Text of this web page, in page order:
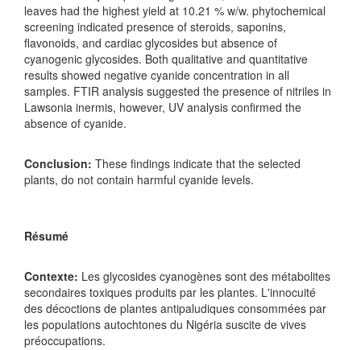
leaves had the highest yield at 10.21 % w/w. phytochemical
screening indicated presence of steroids, saponins,
flavonoids, and cardiac glycosides but absence of
cyanogenic glycosides. Both qualitative and quantitative
results showed negative cyanide concentration in all
samples. FTIR analysis suggested the presence of nitriles in
Lawsonia inermis, however, UV analysis confirmed the
absence of cyanide.
Conclusion: These findings indicate that the selected
plants, do not contain harmful cyanide levels.
Résumé
Contexte: Les glycosides cyanogènes sont des métabolites
secondaires toxiques produits par les plantes. L'innocuité
des décoctions de plantes antipaludiques consommées par
les populations autochtones du Nigéria suscite de vives
préoccupations.